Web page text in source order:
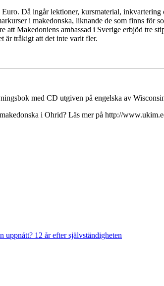
Då ingår lek­­tioner, kurs­mate­rial,
i ma­ke­donska, lik­nande de som finns för
att Make­­don­iens am­bassad i Sve­rige erbjöd tre
är tråkigt att det inte varit fler.
med CD utgiven på engel­ska av
i Ohrid? Läs mer på http://
12 år efter självständigheten